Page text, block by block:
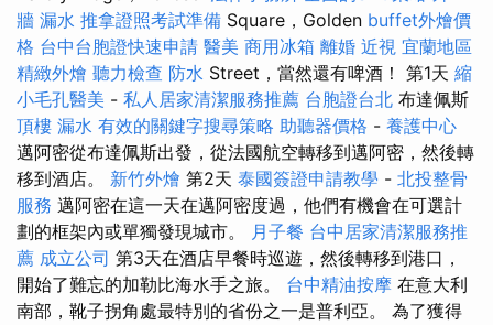
牆 漏水 推拿證照考試準備 Square，Golden buffet外燴價
格 台中台胞證快速申請 醫美 商用冰箱 離婚 近視 宜蘭地區
精緻外燴 聽力檢查 防水 Street，當然還有啤酒！ 第1天 縮
小毛孔醫美 - 私人居家清潔服務推薦 台胞證台北 布達佩斯
頂樓 漏水 有效的關鍵字搜尋策略 助聽器價格 - 養護中心
邁阿密從布達佩斯出發，從法國航空轉移到邁阿密，然後轉
移到酒店。 新竹外燴 第2天 泰國簽證申請教學 - 北投整骨
服務 邁阿密在這一天在邁阿密度過，他們有機會在可選計
劃的框架內或單獨發現城市。 月子餐 台中居家清潔服務推
薦 成立公司 第3天在酒店早餐時巡遊，然後轉移到港口，
開始了難忘的加勒比海水手之旅。 台中精油按摩 在意大利
南部，靴子拐角處最特別的省份之一是普利亞。 為了獲得